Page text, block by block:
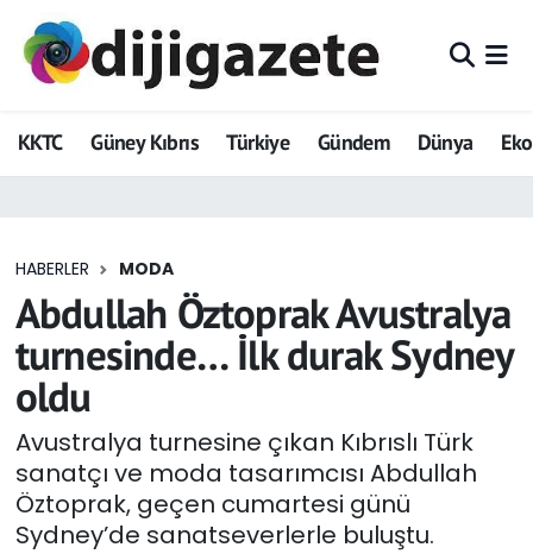
KKTC Güney Kıbrıs Türkiye Gündem Dünya
HABERLER MODA
Abdullah Öztoprak Avustralya
turnesinde… İlk durak Sydney
oldu
Avustralya turnesine çıkan Kıbrıslı Türk
sanatçı ve moda tasarımcısı Abdullah
Öztoprak, geçen cumartesi günü
Sydney’de sanatseverlerle buluştu.
ADVERTORIAL
Dijigazete
Eğitim
Ekonomi
Foto Galeri
GEZİ
Güncel
Hava Durumu
Trafik Durumu
Tüm Manşetler
Son Dakika Haberleri
Haber Arşivi